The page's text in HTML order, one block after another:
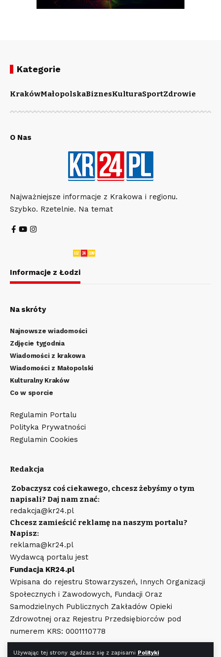
Używając tej strony zgadzasz się z zapisami Polityki
Kategorie
KrakówMałopolskaBiznesKulturaSportZdrowie
O Nas
Najważniejsze informacje z Krakowa i regionu.
Szybko. Rzetelnie. Na temat
Informacje z Łodzi
Na skróty
Najnowsze wiadomości
Zdjęcie tygodnia
Wiadomości z krakowa
Wiadomości z Małopolski
Kulturalny Kraków
Co w sporcie
Regulamin Portalu
Polityka Prywatności
Regulamin Cookies
Redakcja
Zobaczysz coś ciekawego, chcesz żebyśmy o tym
napisali? Daj nam znać:
redakcja@kr24.pl
Chcesz zamieścić reklamę na naszym portalu?
Napisz:
reklama@kr24.pl
Wydawcą portalu jest
Fundacja KR24.pl
Wpisana do rejestru Stowarzyszeń, Innych Organizacji
Społecznych i Zawodowych, Fundacji Oraz
Samodzielnych Publicznych Zakładów Opieki
Zdrowotnej oraz Rejestru Przedsiębiorców pod
numerem KRS: 0001110778